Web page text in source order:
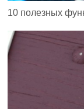
10 полезных